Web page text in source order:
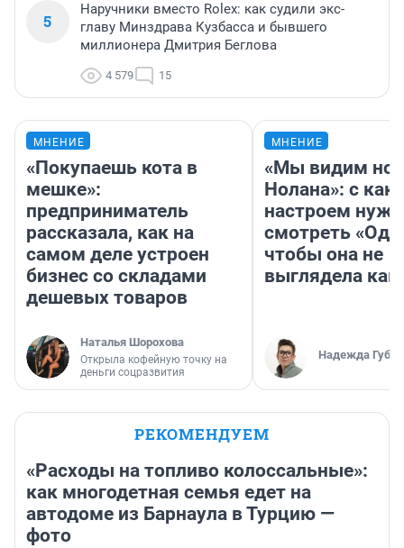
5
Наручники вместо Rolex: как судили экс-
главу Минздрава Кузбасса и бывшего
миллионера Дмитрия Беглова
4 579 15
МНЕНИЕ
«Покупаешь кота в
мешке»:
предприниматель
рассказала, как на
самом деле устроен
бизнес со складами
дешевых товаров
Наталья Шорохова
Открыла кофейную точку на
деньги соцразвития
МНЕНИЕ
«Мы видим
Нолана»: с
настроем
смотреть
чтобы она не
выглядела как
Надежда
РЕКОМЕНДУЕМ
«Расходы на топливо колоссальные»:
как многодетная семья едет на
автодоме из Барнаула в Турцию —
фото